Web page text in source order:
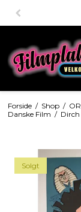
Forside / Shop /
Danske Film / Dirch
Solgt